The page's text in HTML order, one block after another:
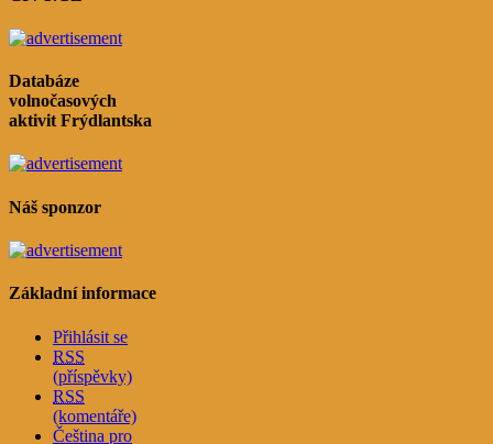
Databáze
volnočasových
aktivit Frýdlantska
Náš sponzor
Základní informace
Přihlásit se
RSS
(příspěvky)
RSS
(komentáře)
Čeština pro